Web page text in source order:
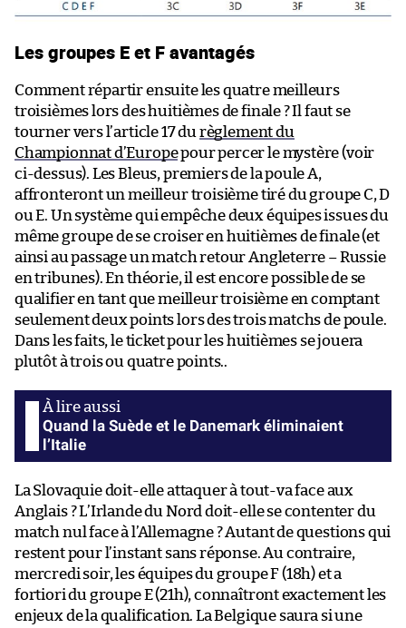
Les groupes E et F avantagés
Comment répartir ensuite les quatre meilleurs
troisièmes lors des huitièmes de finale ? Il faut se
tourner vers l’article 17 du règlement du
Championnat d’Europepour percer le mystère (voir
ci-dessus). Les Bleus, premiers de la poule A,
affronteront un meilleur troisième tiré du groupe C, D
ou E. Un système qui empêche deux équipes issues du
même groupe de se croiser en huitièmes de finale (et
ainsi au passage un match retour Angleterre – Russie
en tribunes). En théorie, il est encore possible de se
qualifier en tant que meilleur troisième en comptant
seulement deux points lors des trois matchs de poule.
Dans les faits, le ticket pour les huitièmes se jouera
plutôt à trois ou quatre points..
Quand la Suède et le Danemark éliminaient
l’Italie
La Slovaquie doit-elle attaquer à tout-va face aux
Anglais ? L’Irlande du Nord doit-elle se contenter du
match nul face à l’Allemagne ? Autant de questions qui
restent pour l’instant sans réponse. Au contraire,
mercredi soir, les équipes du groupe F (18h) et a
fortiori du groupe E (21h), connaîtront exactement les
enjeux de la qualification. La Belgique saura si une